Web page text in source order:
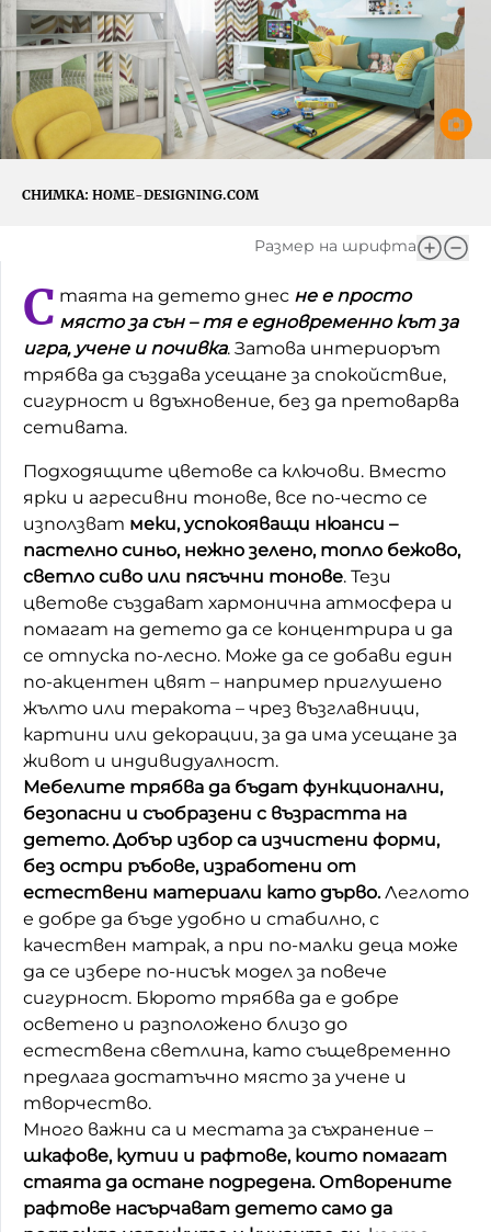
История на изкуството
Музикална кутийка
От соул до рокендрол
Междучасие
Златната ябълка
Непознатите думи
Като Айнщайн
Домашен любимец
Питаме Ви
До ре ми
За вас, родители
БНР
БНР Новини
Архивен фонд на БНР
СНИМКА: HOME-DESIGNING.COM
Размер на шрифта
С таята на детето днес не е просто
място за сън – тя е едновременно кът за
игра, учене и почивка. Затова интериорът
трябва да създава усещане за спокойствие,
сигурност и вдъхновение, без да претоварва
сетивата.
Подходящите цветове са ключови. Вместо
ярки и агресивни тонове, все по-често се
използват меки, успокояващи нюанси –
пастелно синьо, нежно зелено, топло бежово,
светло сиво или пясъчни тонове. Тези
цветове създават хармонична атмосфера и
помагат на детето да се концентрира и да
се отпуска по-лесно. Може да се добави един
по-акцентен цвят – например приглушено
жълто или теракота – чрез възглавници,
картини или декорации, за да има усещане за
живот и индивидуалност.
Мебелите трябва да бъдат функционални,
безопасни и съобразени с възрастта на
детето. Добър избор са изчистени форми,
без остри ръбове, изработени от
естествени материали като дърво.Леглото
е добре да бъде удобно и стабилно, с
качествен матрак, а при по-малки деца може
да се избере по-нисък модел за повече
сигурност. Бюрото трябва да е добре
осветено и разположено близо до
естествена светлина, като същевременно
предлага достатъчно място за учене и
творчество.
Много важни са и местата за съхранение –
шкафове, кутии и рафтове, които помагат
стаята да остане подредена. Отворените
рафтове насърчават детето само да